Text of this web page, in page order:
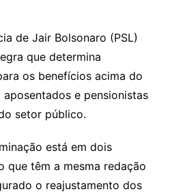
de Jair Bolsonaro (PSL)
que determina
os benefícios acima do
e pensionistas
setor público.
está em dois
que têm a mesma redação
o reajustamento dos